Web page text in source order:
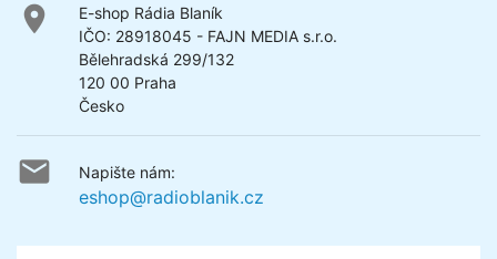

E-shop Rádia Blaník
IČO: 28918045 - FAJN MEDIA s.r.o.
Bělehradská 299/132
120 00 Praha
Česko
 Napište nám:
eshop@radioblanik.cz